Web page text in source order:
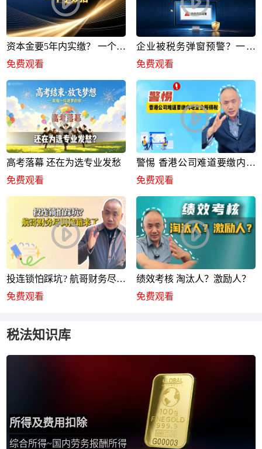
资本金要5年内实缴？ 一个小
妙招
免费观看
企业被税务弹窗预警？一招
彻底解决
免费观看
高考落幕 还在为选专业发愁
免费观看
警惕 香港公司难道要缴内地
企业所得税
免费观看
投连锁怕踩坑? 航哥财务尽调
秘籍来了
免费观看
绩效考核 淘汰人？激励人？
免费观看
税法知识库
所得及费用扣除
综合所得~国内劳务报酬所得